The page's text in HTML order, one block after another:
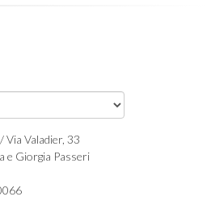
Via Valadier, 33
e Giorgia Passeri